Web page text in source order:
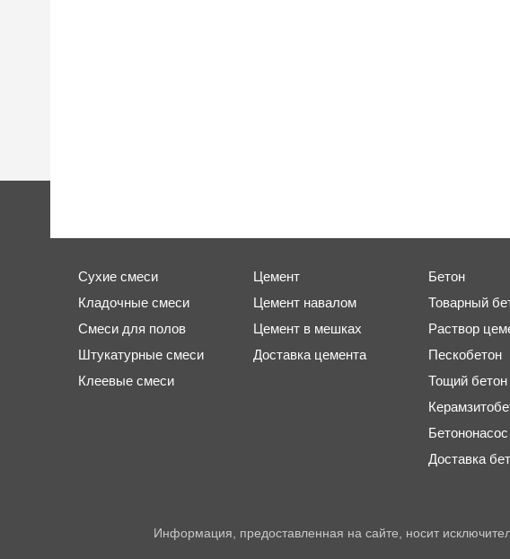
Сухие смеси
Кладочные смеси
Смеси для полов
Штукатурные смеси
Клеевые смеси
Цемент
Цемент навалом
Цемент в мешках
Доставка цемента
Бетон
Товарный
Раствор
Пескобетон
Тощий бетон
Бетононасос
Доставка
Информация, предоставленная на сайте, носит